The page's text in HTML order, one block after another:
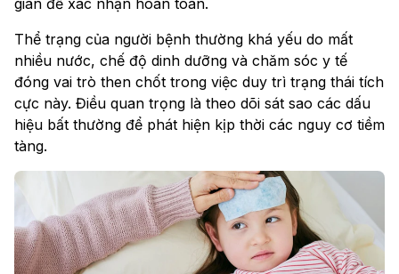
gian để xác nhận hoàn toàn.
Thể trạng của người bệnh thường khá yếu do mất
nhiều nước, chế độ dinh dưỡng và chăm sóc y tế
đóng vai trò then chốt trong việc duy trì trạng thái tích
cực này. Điều quan trọng là theo dõi sát sao các dấu
hiệu bất thường để phát hiện kịp thời các nguy cơ tiềm
tàng.